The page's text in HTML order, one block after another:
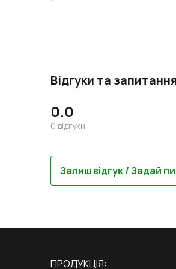
Відгуки та
0.0
0 відгуки
Залиш відгук / Задай
ПРОДУКЦІЯ: